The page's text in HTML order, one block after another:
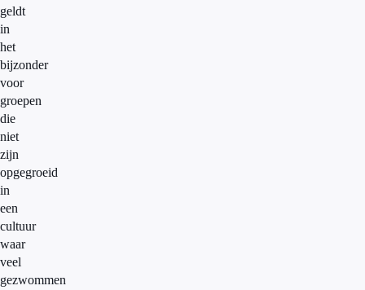
geldt
in
het
bijzonder
voor
groepen
die
niet
zijn
opgegroeid
in
een
cultuur
waar
veel
gezwommen